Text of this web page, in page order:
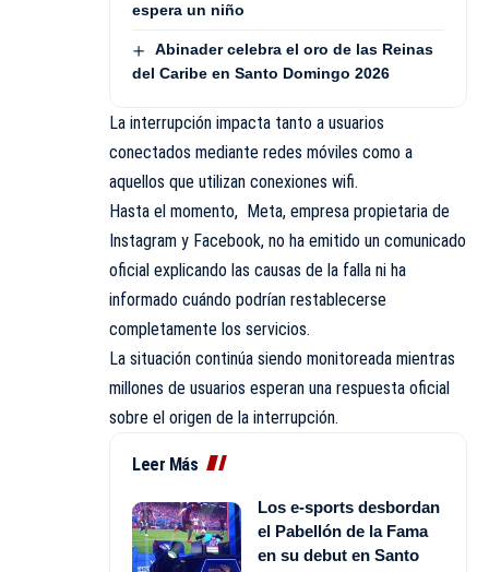
espera un niño
Abinader celebra el oro de las Reinas
del Caribe en Santo Domingo 2026
La interrupción impacta tanto a usuarios
conectados mediante redes móviles como a
aquellos que utilizan conexiones wifi.
Hasta el momento, Meta⁠, empresa propietaria de
Instagram y Facebook, no ha emitido un comunicado
oficial explicando las causas de la falla ni ha
informado cuándo podrían restablecerse
completamente los servicios.
La situación continúa siendo monitoreada mientras
millones de usuarios esperan una respuesta oficial
sobre el origen de la interrupción.
Leer Más
Los e-sports desbordan
el Pabellón de la Fama
en su debut en Santo